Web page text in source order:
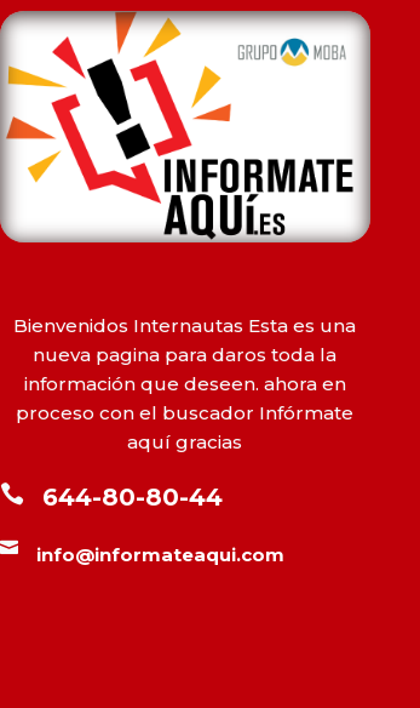
En su mayor parte, ambos
medicamentos funcionan de
la misma manera y tienen
perfiles de efectos
secundarios similares. ¿La
principal diferencia? El
comprar Cialisejerce
sus efectos hasta 4 veces
opción atractiva para quienes
no desean planificar sus
actividades románticas con
antelación.
Bienvenidos Internautas Esta es una
nueva pagina para daros toda la
información que deseen. ahora en
proceso con el buscador Infórmate
aquí gracias
 644-80-80-44
 info@informateaqui.com